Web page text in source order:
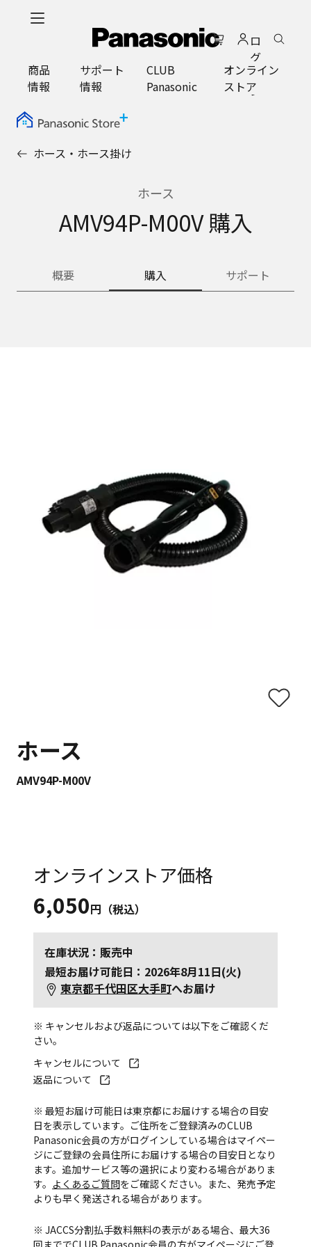
ロ
グ
イ
ン
商品
情報
サポート
情報
CLUB
Panasonic
オンライン
ストア
ホース・ホース掛け
ホース
AMV94P-M00V 購入
概要 購入 サポート
ホース
AMV94P-M00V
オンラインストア価格
6,050円（税込）
在庫状況：販売中
最短お届け可能日：2026年8月11日(火)
東京都千代田区大手町へお届け
※ キャンセルおよび返品については以下をご確認くだ
さい。
キャンセルについて
返品について
※ 最短お届け可能日は東京都にお届けする場合の目安
日を表示しています。ご住所をご登録済みのCLUB
Panasonic会員の方がログインしている場合はマイペー
ジにご登録の会員住所にお届けする場合の目安日となり
ます。追加サービス等の選択により変わる場合がありま
す。 よくあるご質問をご確認ください。また、発売予定
よりも早く発送される場合があります。
※ JACCS分割払手数料無料の表示がある場合、最大36
回まででCLUB Panasonic会員の方がマイページにご登